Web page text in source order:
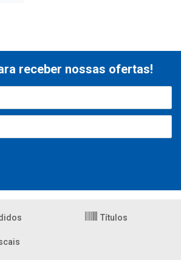
receber nossas ofertas!
Títulos